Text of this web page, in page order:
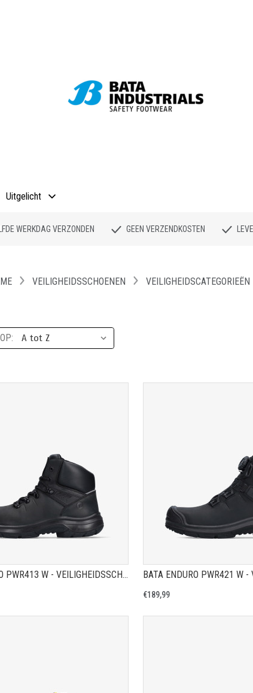
Uitgelicht
WERKDAG VERZONDEN GEEN VERZENDKOSTEN
VEILIGHEIDSSCHOENEN VEILIGHEIDSCATEGORIEËN
PRODUCTPAGINA
BATA ENDURO PWR413 W - VEILIGHEIDSSCHOEN S3
TOON
€189,99
PRODUCTPAGINA TOON